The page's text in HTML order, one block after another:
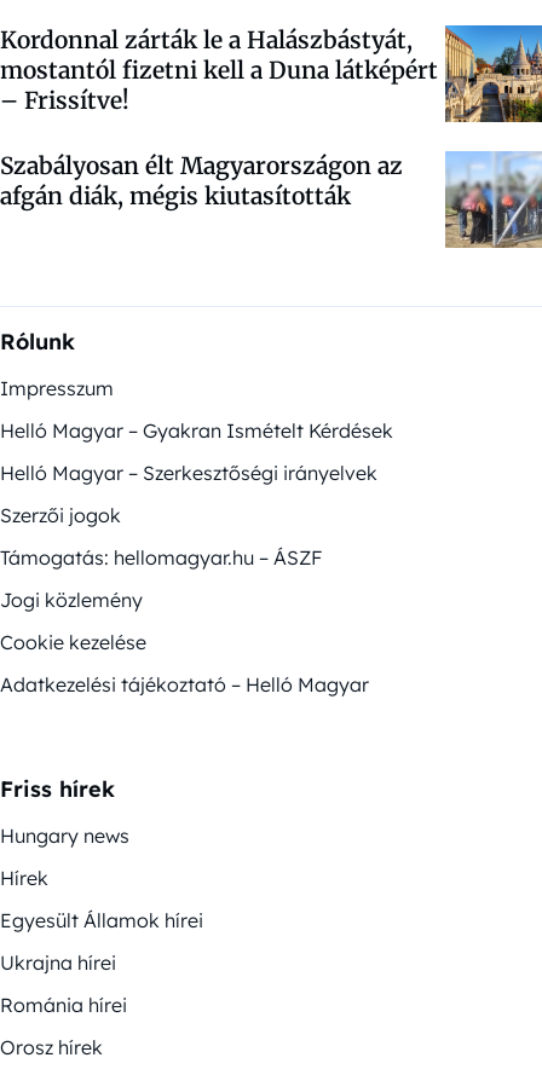
Kordonnal zárták le a Halászbástyát,
mostantól fizetni kell a Duna látképért
– Frissítve!
Szabályosan élt Magyarországon az
afgán diák, mégis kiutasították
Rólunk
Impresszum
Helló Magyar – Gyakran Ismételt Kérdések
Helló Magyar – Szerkesztőségi irányelvek
Szerzői jogok
Támogatás: hellomagyar.hu – ÁSZF
Jogi közlemény
Cookie kezelése
Adatkezelési tájékoztató – Helló Magyar
Friss hírek
Hungary news
Hírek
Egyesült Államok hírei
Ukrajna hírei
Románia hírei
Orosz hírek